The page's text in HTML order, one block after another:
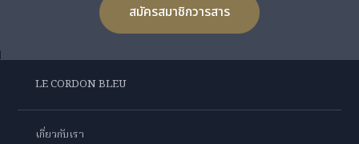
สมัครสมาชิกวารสาร
LE CORDON BLEU
เกี่ยวกับเรา